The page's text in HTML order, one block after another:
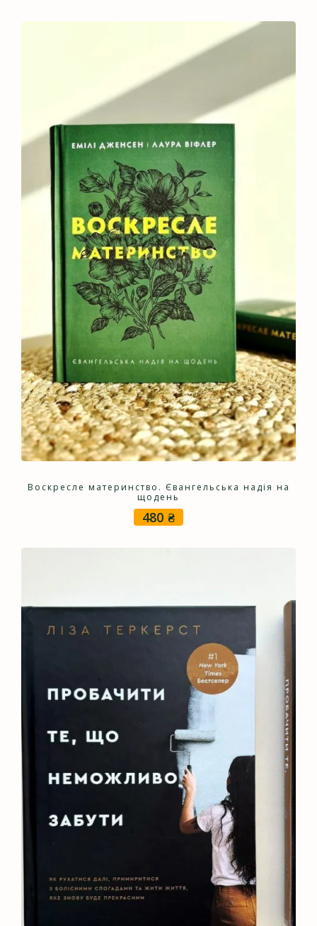
Воскресле материнство. Євангельська надія на
щодень
480 ₴